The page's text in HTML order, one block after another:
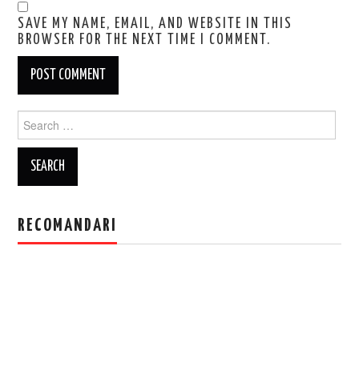
SAVE MY NAME, EMAIL, AND WEBSITE IN THIS
BROWSER FOR THE NEXT TIME I COMMENT.
for:
RECOMANDARI